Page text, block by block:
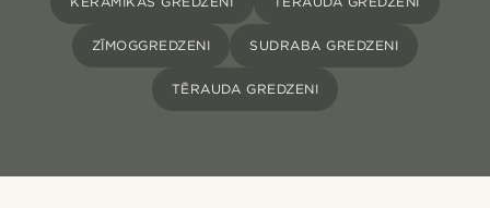
ZĪMOGGREDZENI SUDRABA GREDZENI
TĒRAUDA GREDZENI